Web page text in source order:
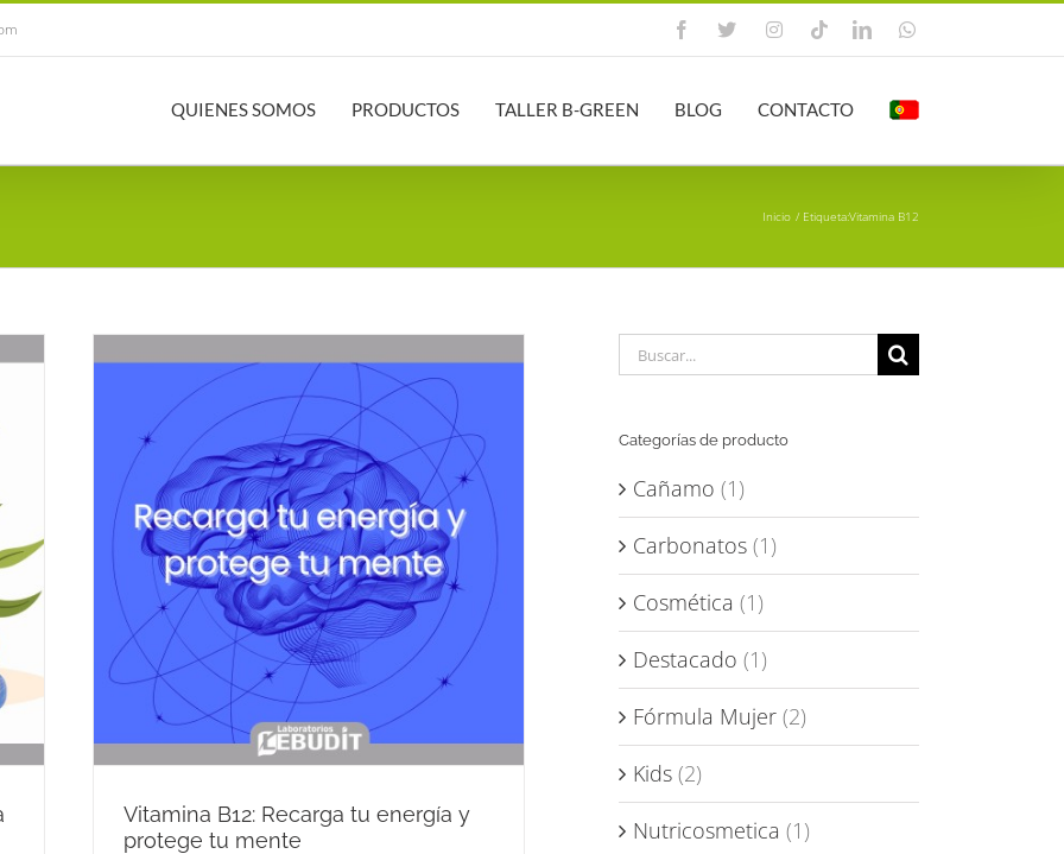
Facebook
X InstagramTiktokLinkedInWhatsApp
QUIENES SOMOS PRODUCTOS TALLER B-GREEN BLOG CONTACTO
Inicio Etiqueta:Vitamina B12
tu
Vitamina B12: Recarga tu energía y
protege tu mente
Buscar:
Categorías de producto
Cañamo (1)
Carbonatos (1)
Cosmética (1)
Destacado (1)
Fórmula Mujer (2)
Kids (2)
Nutricosmetica (1)